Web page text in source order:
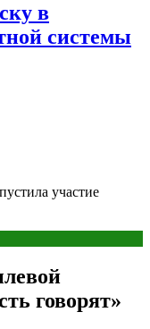
в
системы
участие
говорят»